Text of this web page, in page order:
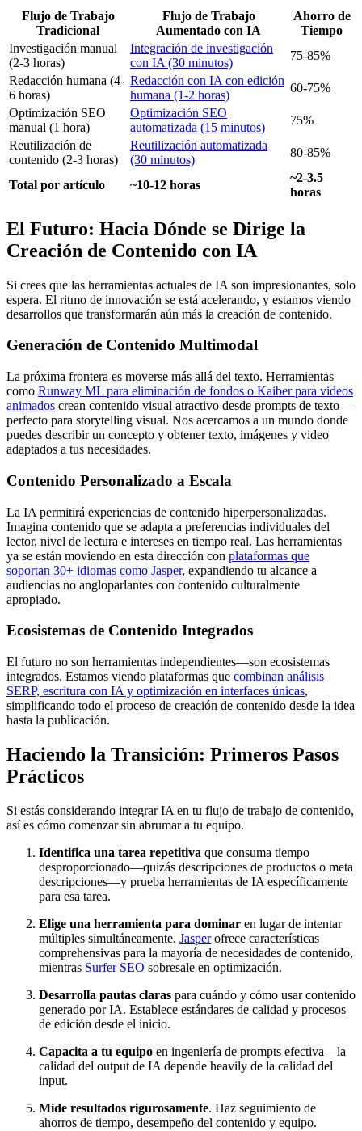
Flujo de Trabajo
Tradicional
Flujo de Trabajo
Aumentado con IA
Ahorro de
Tiempo
Investigación manual
(2-3 horas)
Integración de investigación
con IA (30 minutos)
75-85%
Redacción humana (4-
6 horas)
Redacción con IA con edición
humana (1-2 horas)
60-75%
Optimización SEO
manual (1 hora)
Optimización SEO
automatizada (15 minutos)
75%
Reutilización de
contenido (2-3 horas)
Reutilización automatizada
(30 minutos)
80-85%
Total por artículo ~10-12 horas
~2-3.5
horas
El Futuro: Hacia Dónde se Dirige la
Creación de Contenido con IA
Si crees que las herramientas actuales de IA son impresionantes, solo
espera. El ritmo de innovación se está acelerando, y estamos viendo
desarrollos que transformarán aún más la creación de contenido.
Generación de Contenido Multimodal
La próxima frontera es moverse más allá del texto. Herramientas
como Runway ML para eliminación de fondos o Kaiber para videos
animados crean contenido visual atractivo desde prompts de texto—
perfecto para storytelling visual. Nos acercamos a un mundo donde
puedes describir un concepto y obtener texto, imágenes y video
adaptados a tus necesidades.
Contenido Personalizado a Escala
La IA permitirá experiencias de contenido hiperpersonalizadas.
Imagina contenido que se adapta a preferencias individuales del
lector, nivel de lectura e intereses en tiempo real. Las herramientas
ya se están moviendo en esta dirección con plataformas que
soportan 30+ idiomas como Jasper, expandiendo tu alcance a
audiencias no angloparlantes con contenido culturalmente
apropiado.
Ecosistemas de Contenido Integrados
El futuro no son herramientas independientes—son ecosistemas
integrados. Estamos viendo plataformas que combinan análisis
SERP, escritura con IA y optimización en interfaces únicas,
simplificando todo el proceso de creación de contenido desde la idea
hasta la publicación.
Haciendo la Transición: Primeros Pasos
Prácticos
Si estás considerando integrar IA en tu flujo de trabajo de contenido,
así es cómo comenzar sin abrumar a tu equipo.
Identifica una tarea repetitiva que consuma tiempo
desproporcionado—quizás descripciones de productos o meta
descripciones—y prueba herramientas de IA específicamente
para esa tarea.
Elige una herramienta para dominar en lugar de intentar
múltiples simultáneamente. Jasperofrece características
comprehensivas para la mayoría de necesidades de contenido,
mientras Surfer SEO sobresale en optimización.
Desarrolla pautas claras para cuándo y cómo usar contenido
generado por IA. Establece estándares de calidad y procesos
de edición desde el inicio.
Capacita a tu equipo en ingeniería de prompts efectiva—la
calidad del output de IA depende heavily de la calidad del
input.
Mide resultados rigurosamente. Haz seguimiento de
ahorros de tiempo, desempeño del contenido y equipo.